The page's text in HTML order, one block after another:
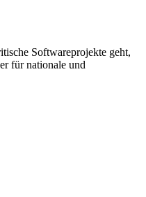
Softwareprojekte geht,
für nationale und